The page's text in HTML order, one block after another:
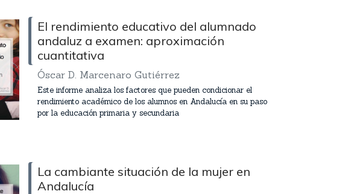
El rendimiento educativo del alumnado
andaluz a examen: aproximación
cuantitativa
Óscar D. Marcenaro Gutiérrez
Este informe analiza los factores que pueden condicionar el
rendimiento académico de los alumnos en Andalucía en su paso
por la educación primaria y secundaria
La cambiante situación de la mujer en
Andalucía